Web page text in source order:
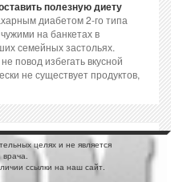
полезную диету
диабетом 2-го типа
на банкетах в
семейных застольях.
повод избегать вкусной
не существует продуктов,
целях и не является
ссылки на наш сайт.